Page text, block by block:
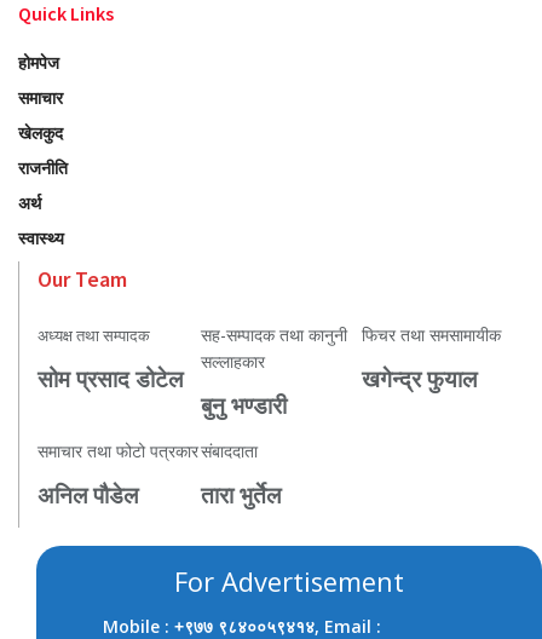
Quick Links
होमपेज
समाचार
खेलकुद
राजनीति
अर्थ
स्वास्थ्य
Our Team
अध्यक्ष तथा सम्पादक
सोम प्रसाद डोटेल
सह-सम्पादक तथा कानुनी
सल्लाहकार
बुनु भण्डारी
फिचर तथा समसामायीक
खगेन्द्र फुयाल
समाचार तथा फोटो पत्रकार
अनिल पौडेल
संबाददाता
तारा भुर्तेल
For Advertisement
Mobile : +९७७ ९८४००५९४१४, Email :